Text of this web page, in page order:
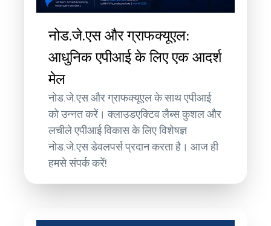
नोड.जे.एस और ग्राफक्यूएल:
आधुनिक एपीआई के लिए एक आदर्श
मेल
नोड.जे.एस और ग्राफक्यूएल के साथ एपीआई
को उन्नत करें। क्लाउडएक्टिव लैब्स कुशल और
लचीले एपीआई विकास के लिए विशेषज्ञ
नोड.जे.एस डेवलपर्स प्रदान करता है। आज ही
हमसे संपर्क करें!